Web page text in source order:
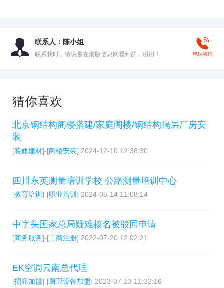
联系人：陈小姐
联系我时，请说是在港版信息网看到的，谢谢！ 电话咨询
猜你喜欢
北京钢结构阁楼搭建/家庭阁楼/钢结构隔层厂房安
装
[装修建材]-[阁楼安装] 2024-12-10 12:38:30
四川东英测量培训学校 公路测量培训中心
[教育培训 ]-[职业培训 ] 2024-05-14 11:08:14
中字头国家总局疑难核名被驳回申请
[商务服务]-[工商注册] 2022-07-20 12:02:21
EK空调云南总代理
[招商加盟]-[厨卫设备加盟] 2023-07-13 11:32:16